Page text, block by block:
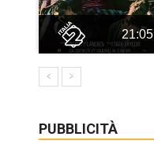
21:05
PUBBLICITÀ